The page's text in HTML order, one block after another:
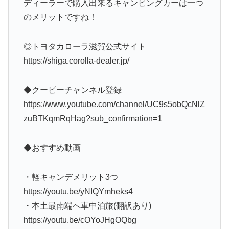
ディーラーで購入出来るキャンピングカーは一つ
のメリットですね！
◎トヨタカローラ滋賀公式サイト
https://shiga.corolla-dealer.jp/
◆クーピーチャンネル登録
https://www.youtube.com/channel/UC9s5obQcNlZ
zuBTKqmRqHag?sub_confirmation=1
◆おすすめ動画
・軽キャンデメリット3つ
https://youtu.be/yNIQYmheks4
・本土最南端へ車中泊旅(翻訳あり)
https://youtu.be/cOYoJHgOQbg